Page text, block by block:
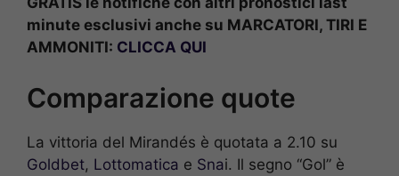
minute esclusivi anche su MARCATORI, TIRI E
AMMONITI: CLICCA QUI
Comparazione quote
La vittoria del Mirandés è quotata a 2.10 su
Goldbet, Lottomatica e Snai. Il segno “Gol” è